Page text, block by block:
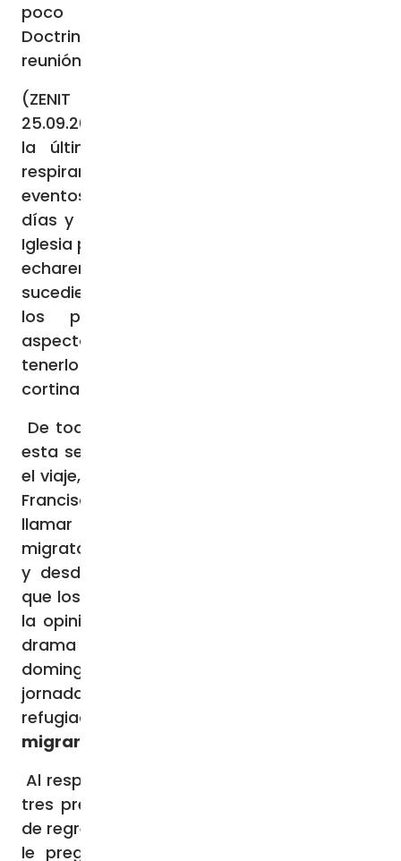
poco prefecto del Dicasterio para la
Doctrina de la Fe, pidió ser exonerado de la
reunión sinodal.
(ZENIT Noticias / Roma,
25.09.2023).-
la última semana de septiembre y ya
respiramos “sínodo” y “consistorio”. Dos
eventos que se vivirán dentro de algunos
días y serán el centro de atención para la
Iglesia porque todos, de una u otra manera,
echaremos un vistazo a lo que está
sucediendo en la Santa Sede. Al momento,
los preparativos, la organización y
aspectos logísticos no se detienen, para
tenerlo todo listo cuando se abran las
cortinas y las ceremonias pontificias inicien.
De todas maneras, la crónica vaticana de
esta semana no puede dejar de mencionar
el viaje, de menos de dos días, que el Papa
Francisco realizó a Marsella. Su objetivo era
llamar la atención sobre la emergencia
migratoria que se vive en el mundo entero,
y desde esa palestra internacional, logró
que los grandes medios de comunicación y
la opinión pública, se detengan sobre este
drama de la humanidad. Además, el
domingo pasado en la Iglesia celebramos la
jornada mundial de los migrantes y
refugiados con el tema
migrar o quedarse
Al respecto, en la conferencia de prensa de
tres preguntas que el Papa dio en el avión
de regreso a Roma, una periodista francesa
le preguntó si después de diez años de